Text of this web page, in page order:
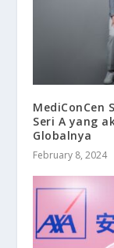
MediConCen
Seri A yang
Globalnya
February 8, 2024